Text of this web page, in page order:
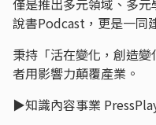
僅是推出多元領域、多
說書Podcast，更是一同
秉持「活在變化，創造
者用影響力顛覆產業。
▶︎知識內容事業